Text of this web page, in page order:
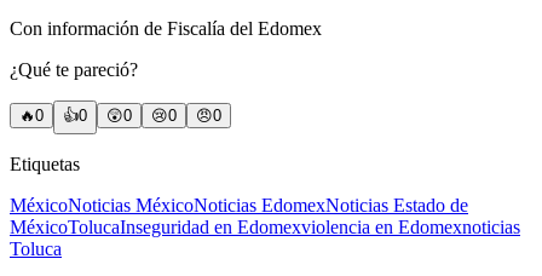
Con información de Fiscalía del Edomex
¿Qué te pareció?
🔥0 👍0 😲0 😢0 😠0
Etiquetas
MéxicoNoticias MéxicoNoticias EdomexNoticias Estado de
MéxicoTolucaInseguridad en Edomexviolencia en Edomexnoticias
Toluca